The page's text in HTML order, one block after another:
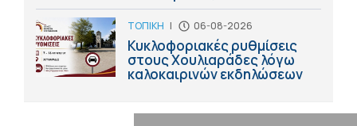
ΤΟΠΙΚΗ | 06-08-2026
Κυκλοφοριακές ρυθμίσεις
στους Χουλιαράδες λόγω
καλοκαιρινών εκδηλώσεων